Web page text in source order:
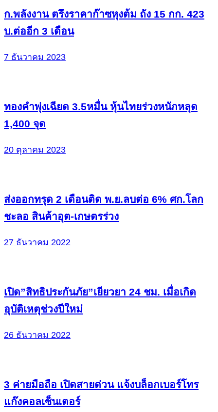
ก.พลังงาน ตรึงราคาก๊าซหุงต้ม ถัง 15 กก. 423
บ.ต่ออีก 3 เดือน
7 ธันวาคม 2023
ทองคำพุ่งเฉียด 3.5หมื่น หุ้นไทยร่วงหนักหลุด
1,400 จุด
20 ตุลาคม 2023
ส่งออกทรุด 2 เดือนติด พ.ย.ลบต่อ 6% ศก.โลก
ชะลอ สินค้าอุต-เกษตรร่วง
27 ธันวาคม 2022
เปิด”สิทธิประกันภัย”เยียวยา 24 ชม. เมื่อเกิด
อุบัติเหตุช่วงปีใหม่
26 ธันวาคม 2022
3 ค่ายมือถือ เปิดสายด่วน แจ้งบล็อกเบอร์โทร
แก๊งคอลเซ็นเตอร์